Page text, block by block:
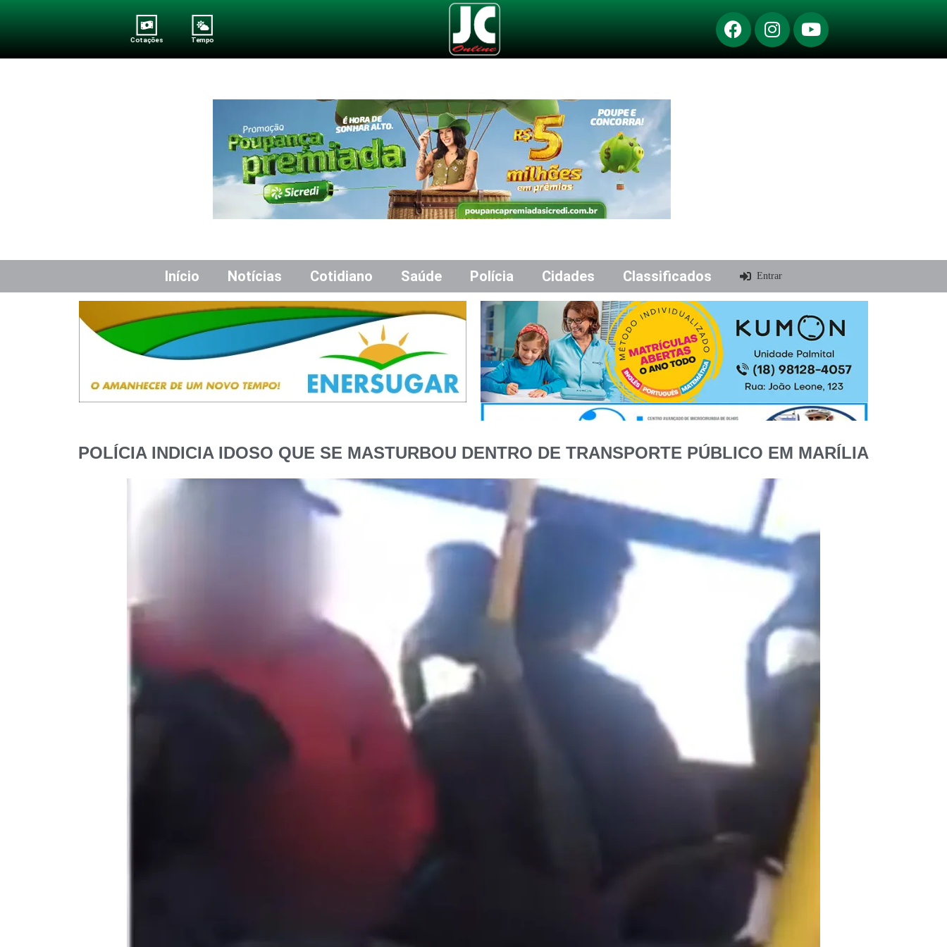
Cotações Tempo
Início Notícias Cotidiano Saúde Polícia Cidades Classificados Entrar
POLÍCIA INDICIA IDOSO QUE SE MASTURBOU DENTRO DE TRANSPORTE PÚBLICO EM MARÍLIA